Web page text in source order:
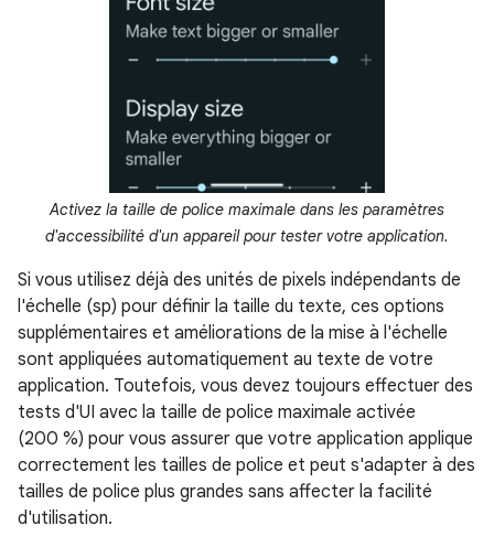
Activez la taille de police maximale dans les paramètres
d'accessibilité d'un appareil pour tester votre application.
Si vous utilisez déjà des unités de pixels indépendants de
l'échelle (sp) pour définir la taille du texte, ces options
supplémentaires et améliorations de la mise à l'échelle
sont appliquées automatiquement au texte de votre
application. Toutefois, vous devez toujours effectuer des
tests d'UI avec la taille de police maximale activée
(200 %) pour vous assurer que votre application applique
correctement les tailles de police et peut s'adapter à des
tailles de police plus grandes sans affecter la facilité
d'utilisation.